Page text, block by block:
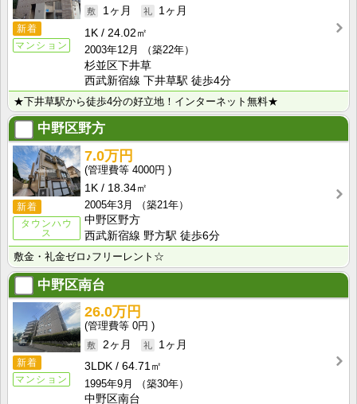
新着
マンション
1ヶ月
1ヶ月
1K
24.02㎡
2003年12月
（築22年）
杉並区下井草
西武新宿線 下井草駅 徒歩4分
★下井草駅から徒歩4分の好立地！インターネット無料★
中野区野方
新着
タウンハウ
ス
7.0万円
4000円
1K
18.34㎡
2005年3月
（築21年）
中野区野方
西武新宿線 野方駅 徒歩6分
敷金・礼金ゼロ♪フリーレント☆
中野区南台
新着
マンション
26.0万円
0円
2ヶ月
1ヶ月
3LDK
64.71㎡
1995年9月
（築30年）
中野区南台